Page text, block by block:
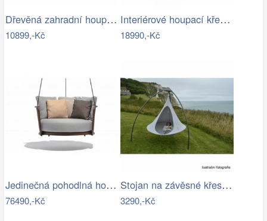
Dřevěná zahradní houpačka Lucas pro 4…
10899,-Kč
Interiérové houpací křeslo Swingy In…
18990,-Kč
Jedinečná pohodlná houpačka - TS
76490,-Kč
Stojan na závěsné křeslo HAKI Tempo…
3290,-Kč